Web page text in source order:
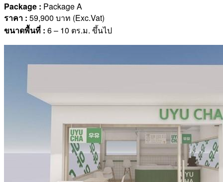
Package : Package A
ราคา : 59,900 บาท (Exc.Vat)
ขนาดพื้นที่ : 6 – 10 ตร.ม. ขึ้นไป